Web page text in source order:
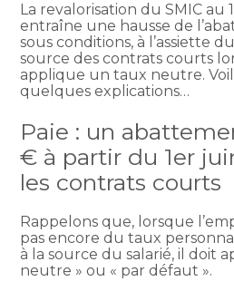
La revalorisation du SMIC au
entraîne une hausse de
sous conditions, à l’assiette
source des contrats courts
applique un taux neutre.
quelques explications…
Paie : un
€ à partir du 1er
les contrats courts
Rappelons que, lorsque
pas encore du taux
à la source du salarié, il doit
neutre » ou « par défaut ».